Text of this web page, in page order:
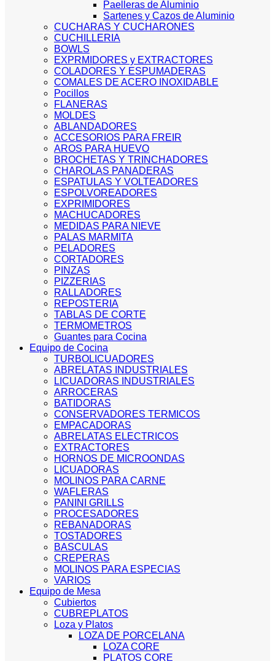
Paelleras de Aluminio
Sartenes y Cazos de Aluminio
CUCHARAS Y CUCHARONES
CUCHILLERIA
BOWLS
EXPRMIDORES y EXTRACTORES
COLADORES Y ESPUMADERAS
COMALES DE ACERO INOXIDABLE
Pocillos
FLANERAS
MOLDES
ABLANDADORES
ACCESORIOS PARA FREIR
AROS PARA HUEVO
BROCHETAS Y TRINCHADORES
CHAROLAS PANADERAS
ESPATULAS Y VOLTEADORES
ESPOLVOREADORES
EXPRIMIDORES
MACHUCADORES
MEDIDAS PARA NIEVE
PALAS MARMITA
PELADORES
CORTADORES
PINZAS
PIZZERIAS
RALLADORES
REPOSTERIA
TABLAS DE CORTE
TERMOMETROS
Guantes para Cocina
Equipo de Cocina
TURBOLICUADORES
ABRELATAS INDUSTRIALES
LICUADORAS INDUSTRIALES
ARROCERAS
BATIDORAS
CONSERVADORES TERMICOS
EMPACADORAS
ABRELATAS ELECTRICOS
EXTRACTORES
HORNOS DE MICROONDAS
LICUADORAS
MOLINOS PARA CARNE
WAFLERAS
PANINI GRILLS
PROCESADORES
REBANADORAS
TOSTADORES
BASCULAS
CREPERAS
MOLINOS PARA ESPECIAS
VARIOS
Equipo de Mesa
Cubiertos
CUBREPLATOS
Loza y Platos
LOZA DE PORCELANA
LOZA CORE
PLATOS CORE